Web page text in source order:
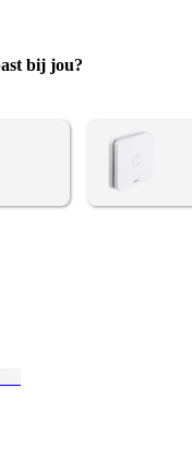
bij jou?